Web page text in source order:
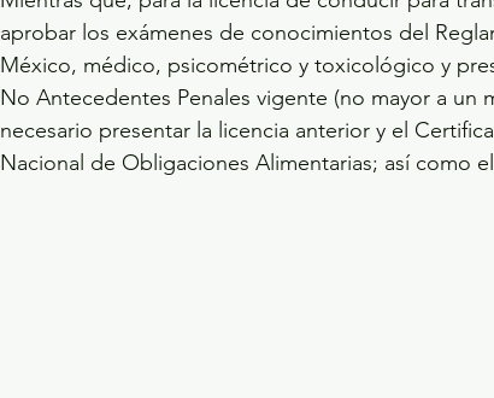
aprobar los exámenes de conocimientos del
México, médico, psicométrico y toxicológico y
No Antecedentes Penales vigente (no mayor a un
necesario presentar la licencia anterior y el
Nacional de Obligaciones Alimentarias; así como